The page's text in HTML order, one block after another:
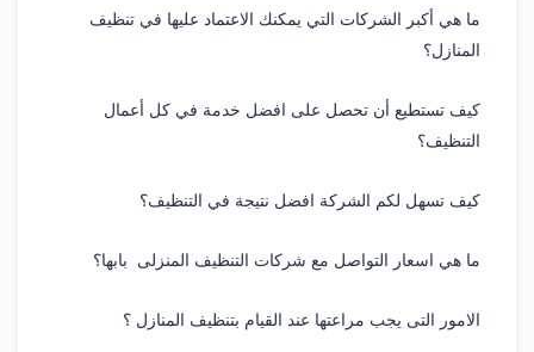
ما هي أكبر الشركات التي يمكنك الاعتماد عليها في تنظيف
المنازل؟
كيف تستطيع أن تحصل على افضل خدمة في كل أعمال
التنظيف؟
كيف تسهل لكم الشركة افضل نتيجة في التنظيف؟
ما هي اسعار التواصل مع شركات التنظيف المنزلى بابها؟
الامور التى يجب مراعتها عند القيام بتنظيف المنازل ؟